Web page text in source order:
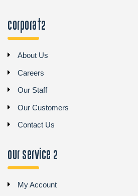
Corporat2
About Us
Careers
Our Staff
Our Customers
Contact Us
Our Service 2
My Account